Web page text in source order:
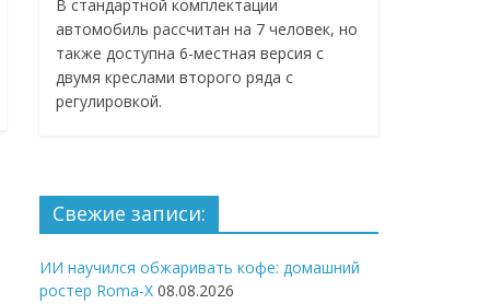
В стандартной комплектации
автомобиль рассчитан на 7 человек, но
также доступна 6-местная версия с
двумя креслами второго ряда с
регулировкой.
Свежие записи:
ИИ научился обжаривать кофе: домашний
ростер Roma-X 08.08.2026